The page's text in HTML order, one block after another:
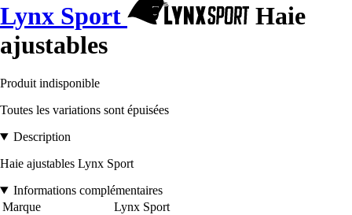
Lynx Sport
Haie
ajustables
Produit indisponible
Toutes les variations sont épuisées
Description
Haie ajustables Lynx Sport
Informations complémentaires
Marque
Lynx Sport